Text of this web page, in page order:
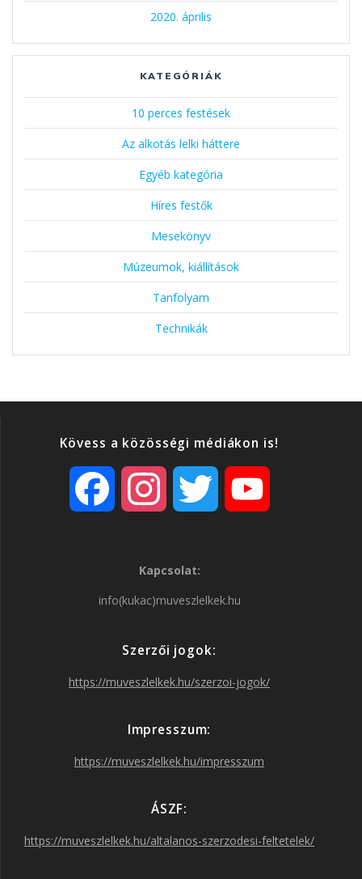
2020. április
KATEGÓRIÁK
10 perces festések
Az alkotás lelki háttere
Egyéb kategória
Híres festők
Mesekönyv
Múzeumok, kiállítások
Tanfolyam
Technikák
Kövess a közösségi médiákon is!
o
s
r
a
m
r
Kapcsolat:
info(kukac)muveszlelkek.hu
Szerzői jogok:
https://muveszlelkek.hu/szerzoi-jogok/
Impresszum:
https://muveszlelkek.hu/impresszum
ÁSZF:
https://muveszlelkek.hu/altalanos-szerzodesi-feltetelek/